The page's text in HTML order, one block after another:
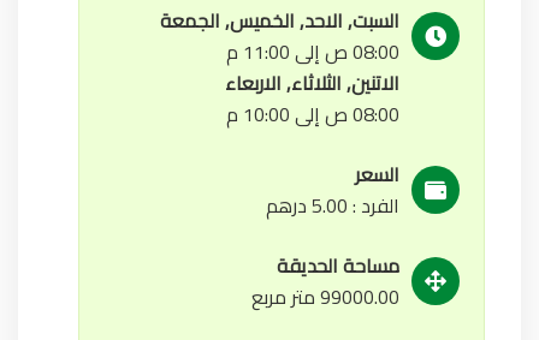
السبت, الاحد, الخميس, الجمعة
08:00 ص إلى 11:00 م
الاتنين, الثلاثاء, الاربعاء
08:00 ص إلى 10:00 م
السعر
الفرد : 5.00 درهم
مساحة الحديقة
99000.00 متر مربع